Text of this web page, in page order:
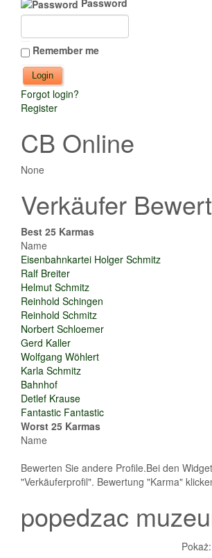
Password
Remember me
Forgot login?
Register
CB Online
None
Verkäufer
Best 25 Karmas
Name
Eisenbahnkartei Holger Schmitz
Ralf Breiter
Helmut Schmitz
Reinhold Schingen
Reinhold Schmitz
Norbert Schloemer
Gerd Kaller
Wolfgang Wöhlert
Karla Schmitz
Bahnhof
Detlef Krause
Fantastic Fantastic
Worst 25 Karmas
Name
Bewerten Sie andere Profile.Bei den
"Verkäuferprofil". Bewertung "Karma"
popedzac
Pokaż: